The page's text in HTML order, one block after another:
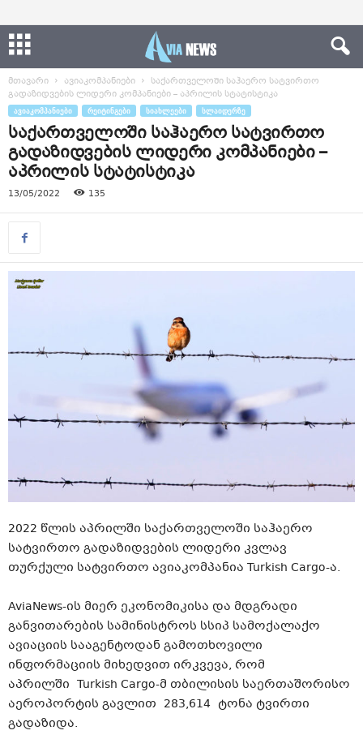
მთავარი ავიაკომპანიები
საქართველოში საჰაერო სატვირთო
გადაზიდვების ლიდერი კომპანიები – აპრილის სტატისტიკა
ᲐᲕᲘᲐᲙᲝᲛᲞᲐᲜᲘᲔᲑᲘ ᲠᲔᲘᲢᲘᲜᲒᲔᲑᲘ ᲡᲘᲐᲮᲚᲔᲔᲑᲘ ᲡᲚᲐᲘᲓᲔᲠᲖᲔ
საქართველოში საჰაერო სატვირთო
გადაზიდვების ლიდერი კომპანიები –
აპრილის სტატისტიკა
13/05/2022 135
2022 წლის აპრილში საქართველოში საჰაერო
სატვირთო გადაზიდვების ლიდერი კვლავ
თურქული სატვირთო ავიაკომპანია Turkish Cargo-ა.
AviaNews-ის მიერ ეკონომიკისა და მდგრადი
განვითარების სამინისტროს სსიპ სამოქალაქო
ავიაციის სააგენტოდან გამოთხოვილი
ინფორმაციის მიხედვით ირკვევა, რომ
აპრილში Turkish Cargo-მ თბილისის საერთაშორისო
აეროპორტის გავლით 283,614 ტონა ტვირთი
გადაზიდა.